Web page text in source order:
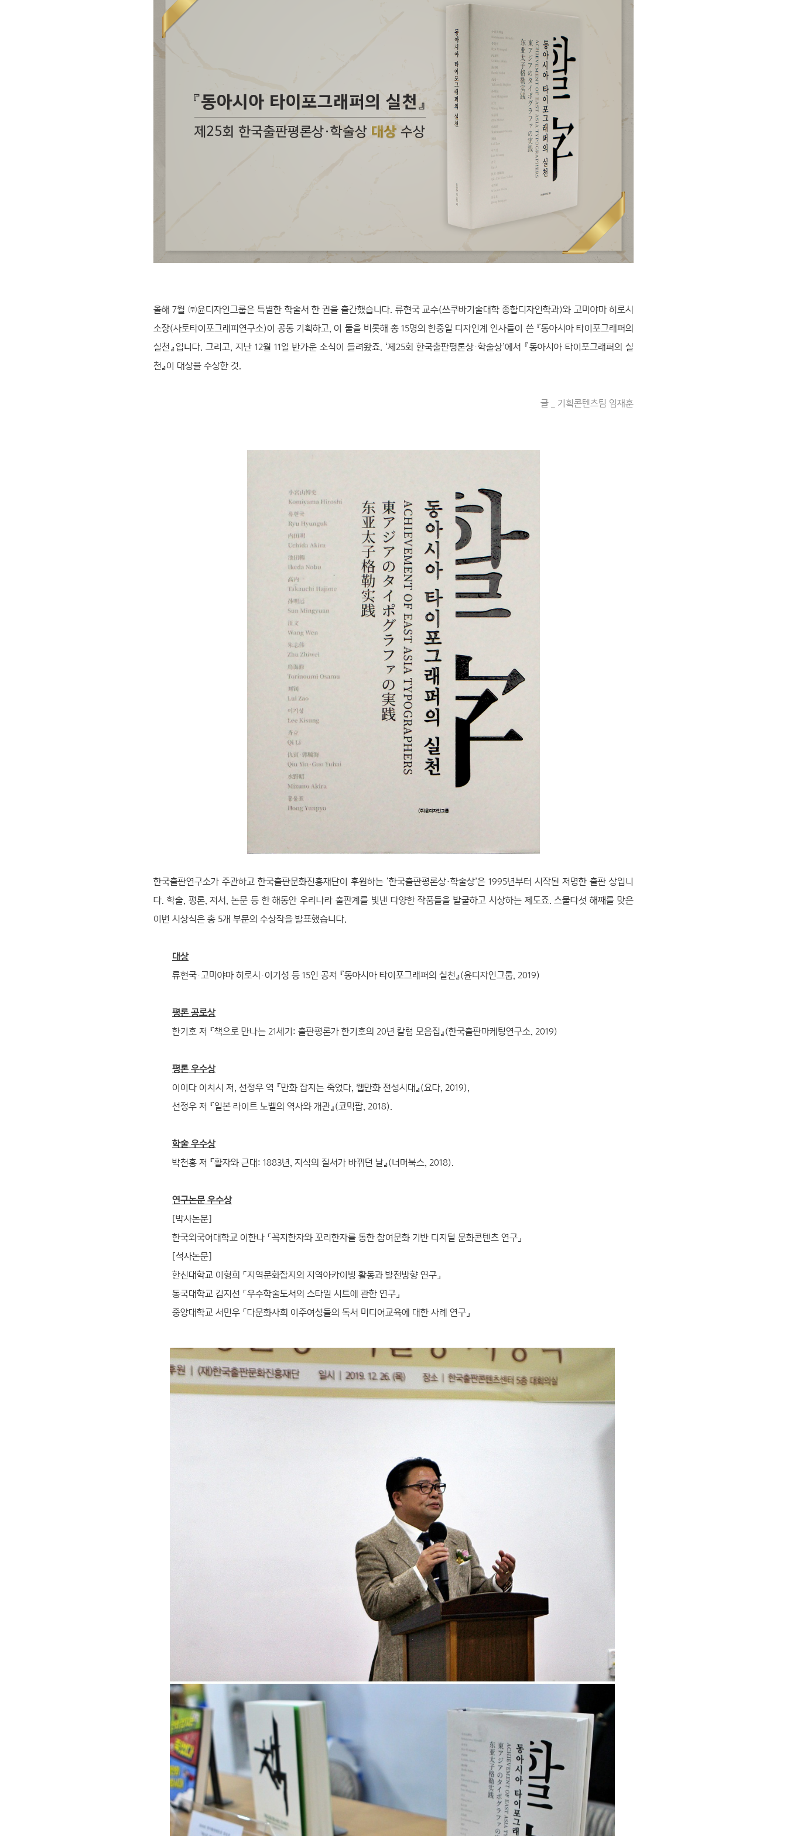
올해 7월 ㈜윤디자인그룹은 특별한 학술서 한 권을 출간했습니다. 류현국 교수(쓰쿠바기술대학 종합디자인학과)와 고미야마 히로시
소장(사토타이포그래피연구소)이 공동 기획하고, 이 둘을 비롯해 총 15명의 한중일 디자인계 인사들이 쓴 『동아시아 타이포그래퍼의
실천』입니다. 그리고, 지난 12월 11일 반가운 소식이 들려왔죠. ‘제25회 한국출판평론상·학술상’에서 『동아시아 타이포그래퍼의 실
천』이 대상을 수상한 것.
글 _ 기획콘텐츠팀 임재훈
한국출판연구소가 주관하고 한국출판문화진흥재단이 후원하는 ‘한국출판평론상·학술상’은 1995년부터 시작된 저명한 출판 상입니
다. 학술, 평론, 저서, 논문 등 한 해동안 우리나라 출판계를 빛낸 다양한 작품들을 발굴하고 시상하는 제도죠. 스물다섯 해째를 맞은
이번 시상식은 총 5개 부문의 수상작을 발표했습니다.
대상
류현국·고미야마 히로시·이기성 등 15인 공저 『동아시아 타이포그래퍼의 실천』(윤디자인그룹, 2019)
평론 공로상
한기호 저 『책으로 만나는 21세기: 출판평론가 한기호의 20년 칼럼 모음집』(한국출판마케팅연구소, 2019)
평론 우수상
이이다 이치시 저, 선정우 역 『만화 잡지는 죽었다, 웹만화 전성시대』(요다, 2019),
선정우 저 『일본 라이트 노벨의 역사와 개관』(코믹팝, 2018).
학술 우수상
박천홍 저 『활자와 근대: 1883년, 지식의 질서가 바뀌던 날』(너머북스, 2018).
연구논문 우수상
[박사논문]
한국외국어대학교 이한나 「꼭지한자와 꼬리한자를 통한 참여문화 기반 디지털 문화콘텐츠 연구」
[석사논문]
한신대학교 이형희 「지역문화잡지의 지역아카이빙 활동과 발전방향 연구」
동국대학교 김지선 「우수학술도서의 스타일 시트에 관한 연구」
중앙대학교 서민우 「다문화사회 이주여성들의 독서 미디어교육에 대한 사례 연구」